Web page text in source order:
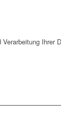
Ihrer